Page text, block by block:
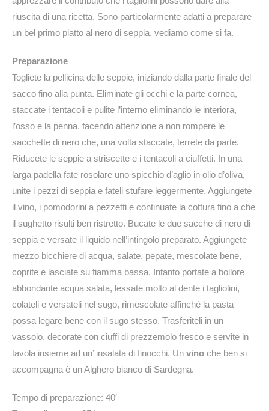
riuscita di una ricetta. Sono particolarmente adatti a preparare
un bel primo piatto al nero di seppia, vediamo come si fa.
Preparazione
Togliete la pellicina delle seppie, iniziando dalla parte finale del
sacco fino alla punta. Eliminate gli occhi e la parte cornea,
staccate i tentacoli e pulite l’interno eliminando le interiora,
l’osso e la penna, facendo attenzione a non rompere le
sacchette di nero che, una volta staccate, terrete da parte.
Riducete le seppie a striscette e i tentacoli a ciuffetti. In una
larga padella fate rosolare uno spicchio d’aglio in olio d’oliva,
unite i pezzi di seppia e fateli stufare leggermente. Aggiungete
il vino, i pomodorini a pezzetti e continuate la cottura fino a che
il sughetto risulti ben ristretto. Bucate le due sacche di nero di
seppia e versate il liquido nell’intingolo preparato. Aggiungete
mezzo bicchiere di acqua, salate, pepate, mescolate bene,
coprite e lasciate su fiamma bassa. Intanto portate a bollore
abbondante acqua salata, lessate molto al dente i tagliolini,
colateli e versateli nel sugo, rimescolate affinché la pasta
possa legare bene con il sugo stesso. Trasferiteli in un
vassoio, decorate con ciuffi di prezzemolo fresco e servite in
tavola insieme ad un’ insalata di finocchi. Un vino che ben si
accompagna è un Alghero bianco di Sardegna.
Tempo di preparazione: 40′